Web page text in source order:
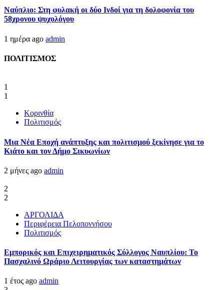
Ναύπλιο: Στη φυλακή οι δύο Ινδοί για τη δολοφονία του
58χρονου ψυχολόγου
1 ημέρα ago admin
ΠΟΛΙΤΙΣΜΟΣ
1
1
Κορινθία
Πολιτισμός
Μια Νέα Εποχή ανάπτυξης και πολιτισμού ξεκίνησε για το
Κιάτο και τον Δήμο Σικυωνίων
2 μήνες ago admin
2
2
ΑΡΓΟΛΙΔΑ
Περιφέρεια Πελοποννήσου
Πολιτισμός
Εμπορικός και Επιχειρηματικός Σύλλογος Ναυπλίου: Το
Πασχαλινό Ωράριο Λειτουργίας των καταστημάτων
1 έτος ago admin